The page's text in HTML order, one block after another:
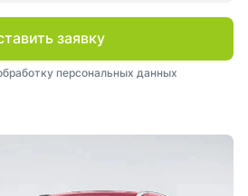
заявку
персональных данных